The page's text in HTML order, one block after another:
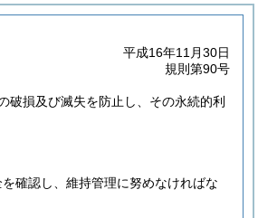
平成16年11月30日
規則第90号
破損及び滅失を防止し、その永続的利
確認し、維持管理に努めなければな